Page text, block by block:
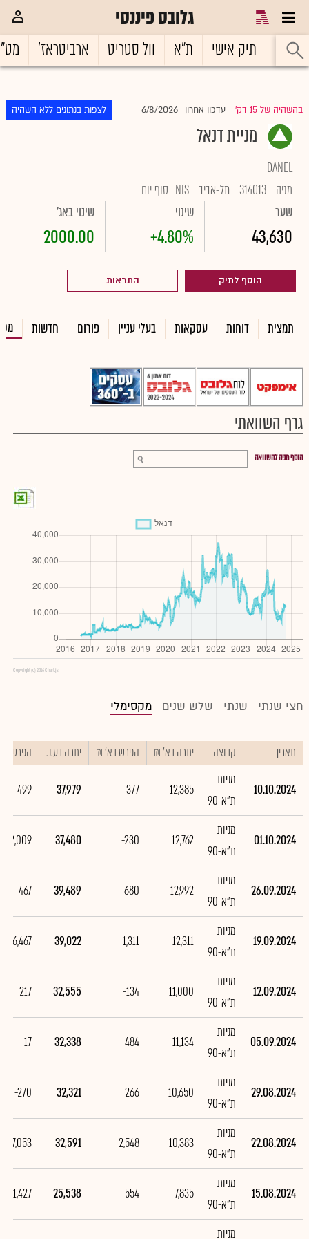
גלובס פיננסי
ראשי תיק אישי ת"א וול סטריט ארביטראז'
בהשהיה של 15 דק' עדכון אחרון 6/8/2026 לצפות בנתונים ללא השהיה
מניית דנאל
DANEL
מניה 314013 תל-אביב NIS סוף יום
שער
43,630
שינוי
+4.80%
שינוי באג'
2000.00
הוסף לתיק התראות
תמצית דוחות עסקאות בעלי עניין פורום חדשות
גרף השוואתי
הוסף מניה להשוואה
Copyright (c) 2016 Chart.js
חצי שנתי שנתי שלש שנים מקסימלי
תאריך קבוצה יתרה בא' ₪ הפרש בא' ₪ יתרה בע.נ. הפרש
10.10.2024
מניות
ת"א-90
12,385
-377
37,979
499
01.10.2024
מניות
ת"א-90
12,762
-230
37,480
-2,009
26.09.2024
מניות
ת"א-90
12,992
680
39,489
467
19.09.2024
מניות
ת"א-90
12,311
1,311
39,022
6,467
12.09.2024
מניות
ת"א-90
11,000
-134
32,555
217
05.09.2024
מניות
ת"א-90
11,134
484
32,338
17
29.08.2024
מניות
ת"א-90
10,650
266
32,321
-270
22.08.2024
מניות
ת"א-90
10,383
2,548
32,591
7,053
15.08.2024
מניות
ת"א-90
7,835
554
25,538
1,427
מניות